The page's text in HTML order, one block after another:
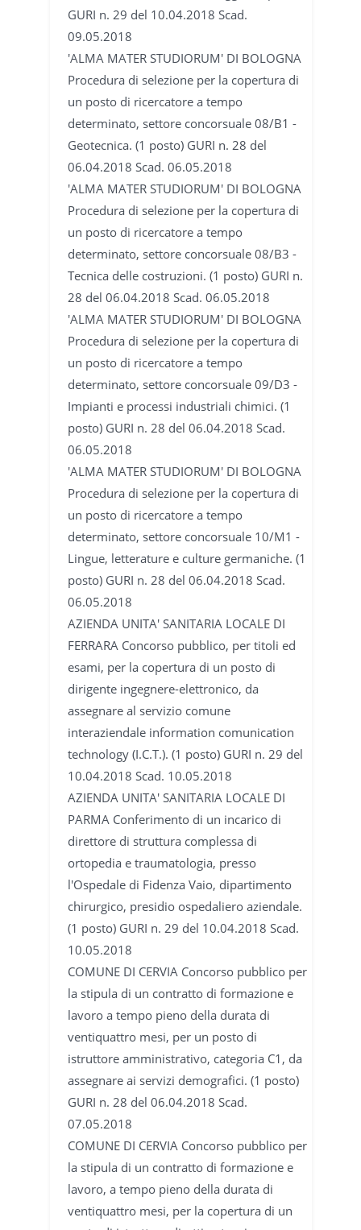
GURI n. 29 del 10.04.2018 Scad.
09.05.2018
'ALMA MATER STUDIORUM' DI BOLOGNA
Procedura di selezione per la copertura di
un posto di ricercatore a tempo
determinato, settore concorsuale 08/B1 -
Geotecnica. (1 posto) GURI n. 28 del
06.04.2018 Scad. 06.05.2018
'ALMA MATER STUDIORUM' DI BOLOGNA
Procedura di selezione per la copertura di
un posto di ricercatore a tempo
determinato, settore concorsuale 08/B3 -
Tecnica delle costruzioni. (1 posto) GURI n.
28 del 06.04.2018 Scad. 06.05.2018
'ALMA MATER STUDIORUM' DI BOLOGNA
Procedura di selezione per la copertura di
un posto di ricercatore a tempo
determinato, settore concorsuale 09/D3 -
Impianti e processi industriali chimici. (1
posto) GURI n. 28 del 06.04.2018 Scad.
06.05.2018
'ALMA MATER STUDIORUM' DI BOLOGNA
Procedura di selezione per la copertura di
un posto di ricercatore a tempo
determinato, settore concorsuale 10/M1 -
Lingue, letterature e culture germaniche. (1
posto) GURI n. 28 del 06.04.2018 Scad.
06.05.2018
AZIENDA UNITA' SANITARIA LOCALE DI
FERRARA Concorso pubblico, per titoli ed
esami, per la copertura di un posto di
dirigente ingegnere-elettronico, da
assegnare al servizio comune
interaziendale information comunication
technology (I.C.T.). (1 posto) GURI n. 29 del
10.04.2018 Scad. 10.05.2018
AZIENDA UNITA' SANITARIA LOCALE DI
PARMA Conferimento di un incarico di
direttore di struttura complessa di
ortopedia e traumatologia, presso
l'Ospedale di Fidenza Vaio, dipartimento
chirurgico, presidio ospedaliero aziendale.
(1 posto) GURI n. 29 del 10.04.2018 Scad.
10.05.2018
COMUNE DI CERVIA Concorso pubblico per
la stipula di un contratto di formazione e
lavoro a tempo pieno della durata di
ventiquattro mesi, per un posto di
istruttore amministrativo, categoria C1, da
assegnare ai servizi demografici. (1 posto)
GURI n. 28 del 06.04.2018 Scad.
07.05.2018
COMUNE DI CERVIA Concorso pubblico per
la stipula di un contratto di formazione e
lavoro, a tempo pieno della durata di
ventiquattro mesi, per la copertura di un